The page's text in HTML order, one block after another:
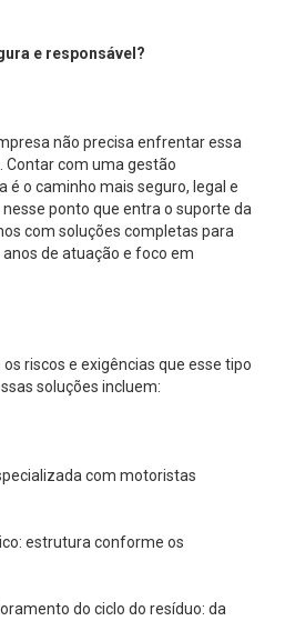
e responsável?
não precisa enfrentar essa
Contar com uma gestão
é o caminho mais seguro, legal e
ponto que entra o suporte da
com soluções completas para
de atuação e foco em
riscos e exigências que esse tipo
soluções incluem:
com motoristas
estrutura conforme os
do ciclo do resíduo: da